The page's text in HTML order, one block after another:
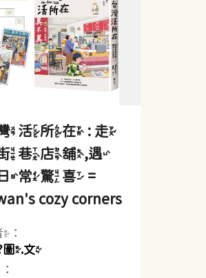
活所在 : 走
巷店舖,遇
常驚喜 =
cozy corners
：
圖.文